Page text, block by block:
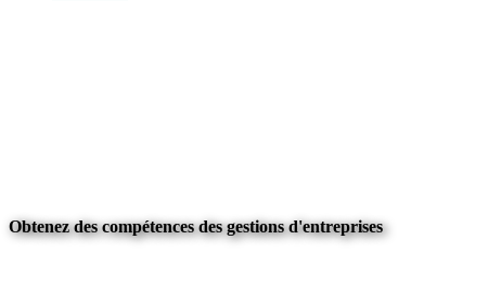
Obtenez des compétences des gestions d'entreprises